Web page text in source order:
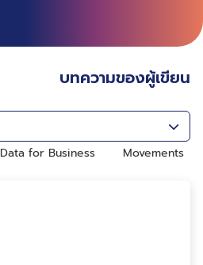
บทความของผู้เขียน
Data for Business Movements